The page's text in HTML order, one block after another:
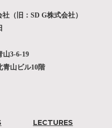
（旧：SD G株式会社）
山3-6-19
青山ビル10階
LECTURES